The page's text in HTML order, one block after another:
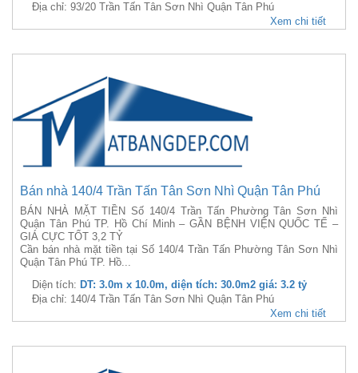
Địa chỉ: 93/20 Trần Tấn Tân Sơn Nhì Quận Tân Phú
Xem chi tiết
Bán nhà 140/4 Trần Tấn Tân Sơn Nhì Quận Tân Phú
BÁN NHÀ MẶT TIỀN Số 140/4 Trần Tấn Phường Tân Sơn Nhì
Quận Tân Phú TP. Hồ Chí Minh – GẦN BỆNH VIỆN QUỐC TẾ –
GIÁ CỰC TỐT 3,2 TỶ
Cần bán nhà mặt tiền tại Số 140/4 Trần Tấn Phường Tân Sơn Nhì
Quận Tân Phú TP. Hồ...
Diện tích: DT: 3.0m x 10.0m, diện tích: 30.0m2 giá: 3.2 tỷ
Địa chỉ: 140/4 Trần Tấn Tân Sơn Nhì Quận Tân Phú
Xem chi tiết